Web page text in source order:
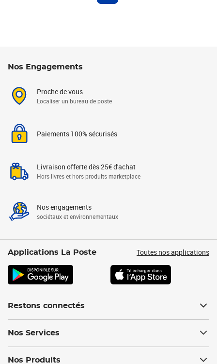
Nos Engagements
Proche de vous
Localiser un bureau de poste
Paiements 100% sécurisés
Livraison offerte dès 25€ d'achat
Hors livres et hors produits marketplace
Nos engagements
sociétaux et environnementaux
Applications La Poste Toutes nos applications
Restons connectés
Nos Services
Nos Produits